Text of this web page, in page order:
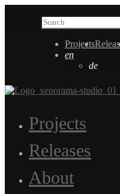
Projects
en
de
Projects
Releases
About